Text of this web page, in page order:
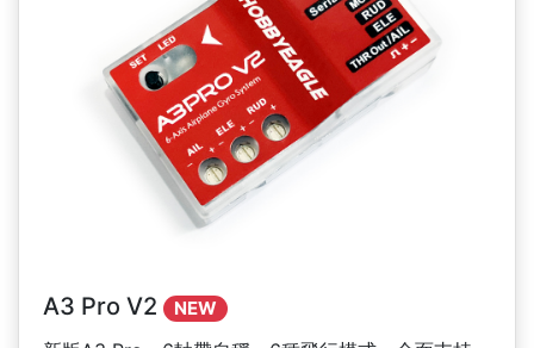
A3 Pro V2 NEW